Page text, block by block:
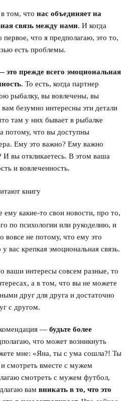
том, что нас объединяет на
связь между нами. И когда
что я предполагаю, это то,
есть проблемы.
это прежде всего эмоциональная
. То есть, когда партнер
рыбалку, вы вовлечены, вы
безумно интересны эти детали
там у них бывает в рыбалке
потому, что вы доступны
Ему это важно? Ему важно
И вы откликаетесь. В этом ваша
и вовлеченность.
ему какие-то свои новости, про то,
по психологии или рукоделию, и
вовсе не потому, что ему это
вас крепкая эмоциональная связь.
ваши интересы совсем разные, то
а в том, что вы не можете
друг для друга и достаточно
с другом.
— будьте более
что может возникнуть
мне: «Яна, ты с ума сошла?! Ты
смотреть вместе с мужем
смотреть с мужем футбол,
вам вникать в то, что это